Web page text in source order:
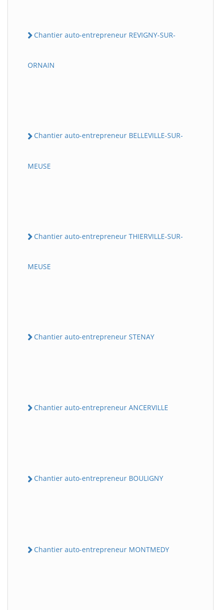
Chantier auto-entrepreneur REVIGNY-SUR-
ORNAIN
Chantier auto-entrepreneur BELLEVILLE-SUR-
MEUSE
Chantier auto-entrepreneur THIERVILLE-SUR-
MEUSE
Chantier auto-entrepreneur STENAY
Chantier auto-entrepreneur ANCERVILLE
Chantier auto-entrepreneur BOULIGNY
Chantier auto-entrepreneur MONTMEDY